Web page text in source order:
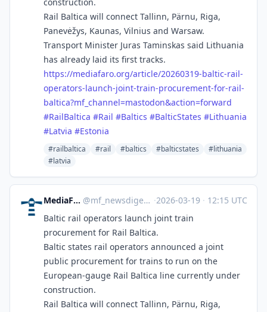
Rail Baltica will connect Tallinn, Pärnu, Riga,
Panevėžys, Kaunas, Vilnius and Warsaw.
Transport Minister Juras Taminskas said Lithuania
has already laid its first tracks.
https://mediafaro.org/article/20260319-baltic-rail-
operators-launch-joint-train-procurement-for-rail-
baltica?mf_channel=mastodon&action=forward
#RailBaltica #Rail #Baltics #BalticStates #Lithuania
#Latvia #Estonia
#railbaltica #rail #baltics #balticstates
#lithuania
#latvia
MediaFaro News Digest @mf_newsdigest@mastodon.mediafaro.org ·2026-03-19 · 12:15 UTC
Baltic rail operators launch joint train
procurement for Rail Baltica.
Baltic states rail operators announced a joint
public procurement for trains to run on the
European-gauge Rail Baltica line currently under
construction.
Rail Baltica will connect Tallinn, Pärnu, Riga,